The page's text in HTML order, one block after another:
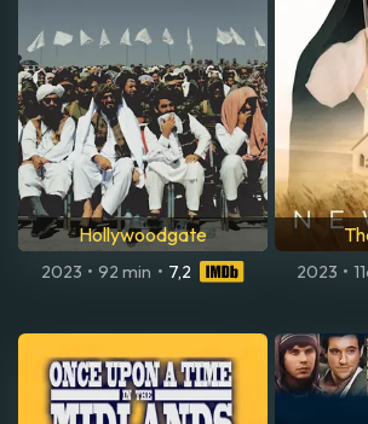
Hollywoodgate
2023 • 92 min • 7,2 2023 •